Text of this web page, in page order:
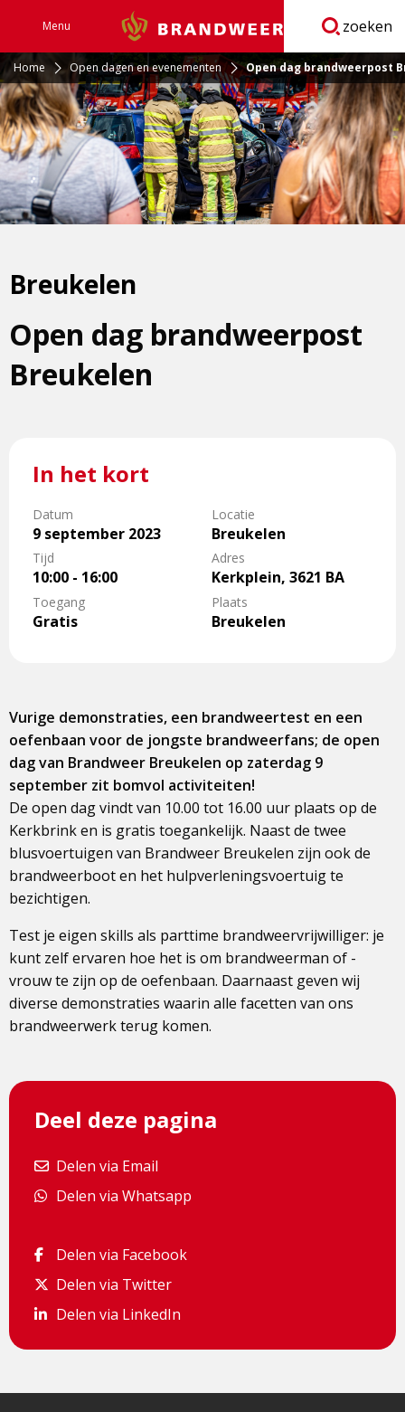
Menu Brandweer zoeken
Home Open dagen en evenementen Open dag brandweerpost
Open dag brandweerpost
Breukelen
Breukelen
In het kort
Datum
9 september 2023
Tijd
10:00 - 16:00
Toegang
Gratis
Locatie
Breukelen
Adres
Kerkplein, 3621 BA
Plaats
Breukelen
Vurige demonstraties, een brandweertest en een
oefenbaan voor de jongste brandweerfans; de open
dag van Brandweer Breukelen op zaterdag 9
september zit bomvol activiteiten!
De open dag vindt van 10.00 tot 16.00 uur plaats op de
Kerkbrink en is gratis toegankelijk. Naast de twee
blusvoertuigen van Brandweer Breukelen zijn ook de
brandweerboot en het hulpverleningsvoertuig te
bezichtigen.
Test je eigen skills als parttime brandweervrijwilliger: je
kunt zelf ervaren hoe het is om brandweerman of -
vrouw te zijn op de oefenbaan. Daarnaast geven wij
diverse demonstraties waarin alle facetten van ons
brandweerwerk terug komen.
Deel deze pagina
Delen via Email
Delen via Email
Delen via Whatsapp
Delen via Whatsapp
Delen via Facebook
Delen via Facebook
Delen via Twitter
Delen via Twitter
Delen via LinkedIn
Delen via LinkedIn